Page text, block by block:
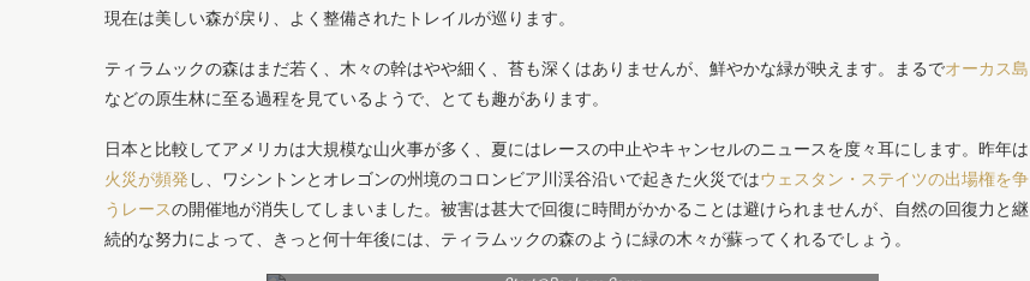
現在は美しい森が戻り、よく整備されたトレイルが巡ります。
ティラムックの森はまだ若く、木々の幹はやや細く、苔も深くはありませんが、鮮やかな緑が映えます。まるでオーカス島
などの原生林に至る過程を見ているようで、とても趣があります。
日本と比較してアメリカは大規模な山火事が多く、夏にはレースの中止やキャンセルのニュースを度々耳にします。昨年は
火災が頻発 し、ワシントンとオレゴンの州境のコロンビア川渓谷沿いで起きた火災ではウェスタン・ステイツの出場権を争
うレースの開催地が消失してしまいました。被害は甚大で回復に時間がかかることは避けられませんが、自然の回復力と継
続的な努力によって、きっと何十年後には、ティラムックの森のように緑の木々が蘇ってくれるでしょう。